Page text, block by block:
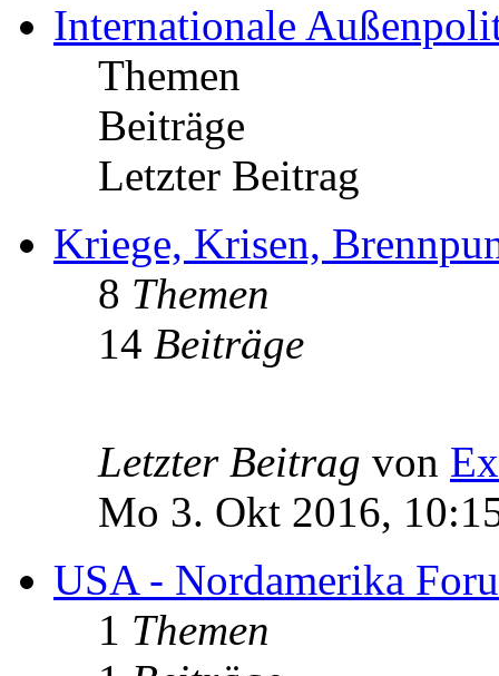
Internationale
Themen
Beiträge
Letzter Beitrag
Kriege, Krisen,
8 Themen
14 Beiträge
Letzter Beitrag von
Mo 3. Okt 2016,
USA - Nordamerika
1 Themen